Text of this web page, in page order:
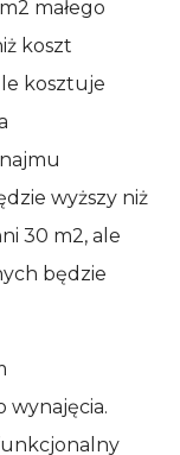
małego
koszt
kosztuje
wyższy niż
30 m2, ale
będzie
wynajęcia.